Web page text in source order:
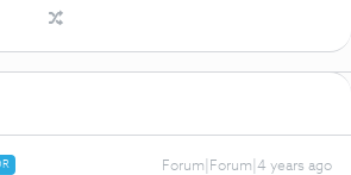
Forum|Forum|4 years ago